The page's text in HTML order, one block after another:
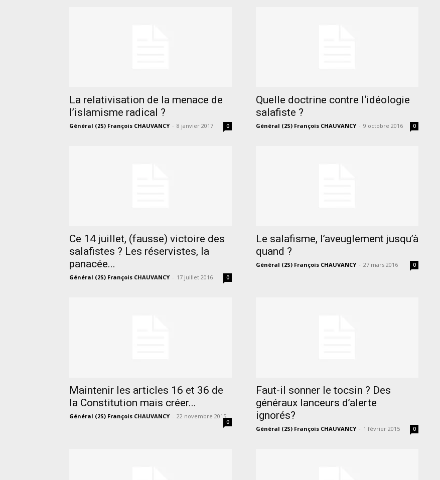
La relativisation de la menace de
l’islamisme radical ?
Général (2S) François CHAUVANCY - 8 janvier 2017 0
Quelle doctrine contre l‘idéologie
salafiste ?
Général (2S) François CHAUVANCY - 9 octobre 2016 0
Ce 14 juillet, (fausse) victoire des
salafistes ? Les réservistes, la
panacée...
Général (2S) François CHAUVANCY - 17 juillet 2016 0
Le salafisme, l’aveuglement jusqu’à
quand ?
Général (2S) François CHAUVANCY - 27 mars 2016 0
Maintenir les articles 16 et 36 de
la Constitution mais créer...
Général (2S) François CHAUVANCY - 22 novembre 2015
0
Faut-il sonner le tocsin ? Des
généraux lanceurs d’alerte
ignorés?
Général (2S) François CHAUVANCY - 1 février 2015 0